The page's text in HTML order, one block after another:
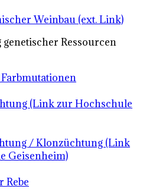
Weinbau (ext. Link)
Ressourcen
(Link zur Hochschule
/ Klonzüchtung (Link
Geisenheim)
Rebe